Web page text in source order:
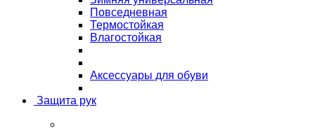
Повседневная
Термостойкая
Влагостойкая
Аксессуары для обуви
Защита рук